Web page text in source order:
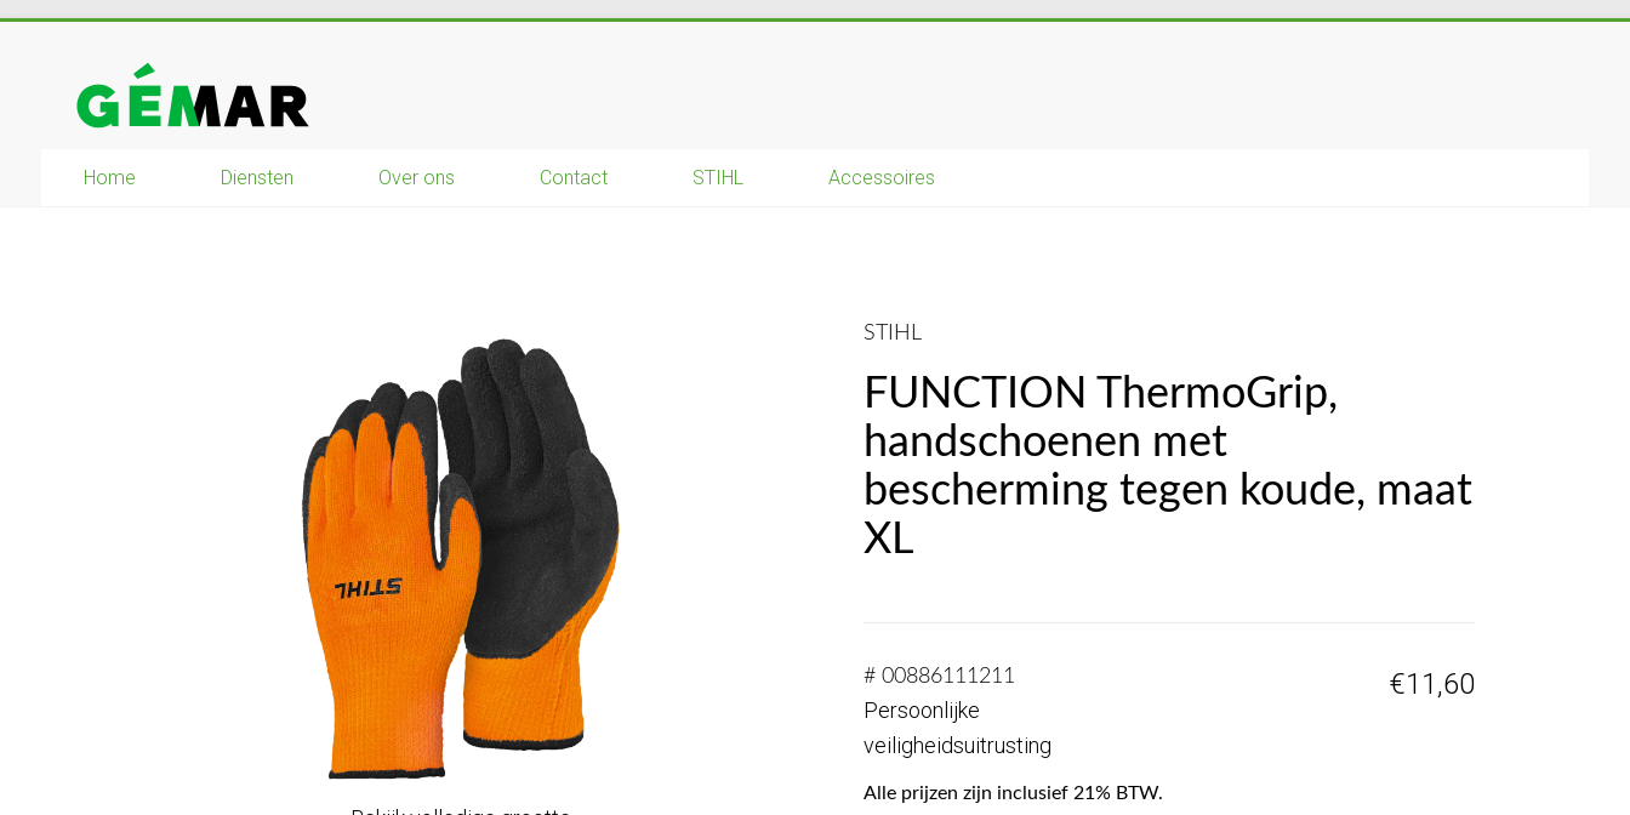
GEMAR
natuurbouw
Home Diensten Over ons Contact STIHL Accessoires
STIHL
FUNCTION ThermoGrip,
handschoenen met
bescherming tegen koude, maat
XL
# 00886111211
Persoonlijke
veiligheidsuitrusting
€11,60
Alle prijzen zijn inclusief 21% BTW.